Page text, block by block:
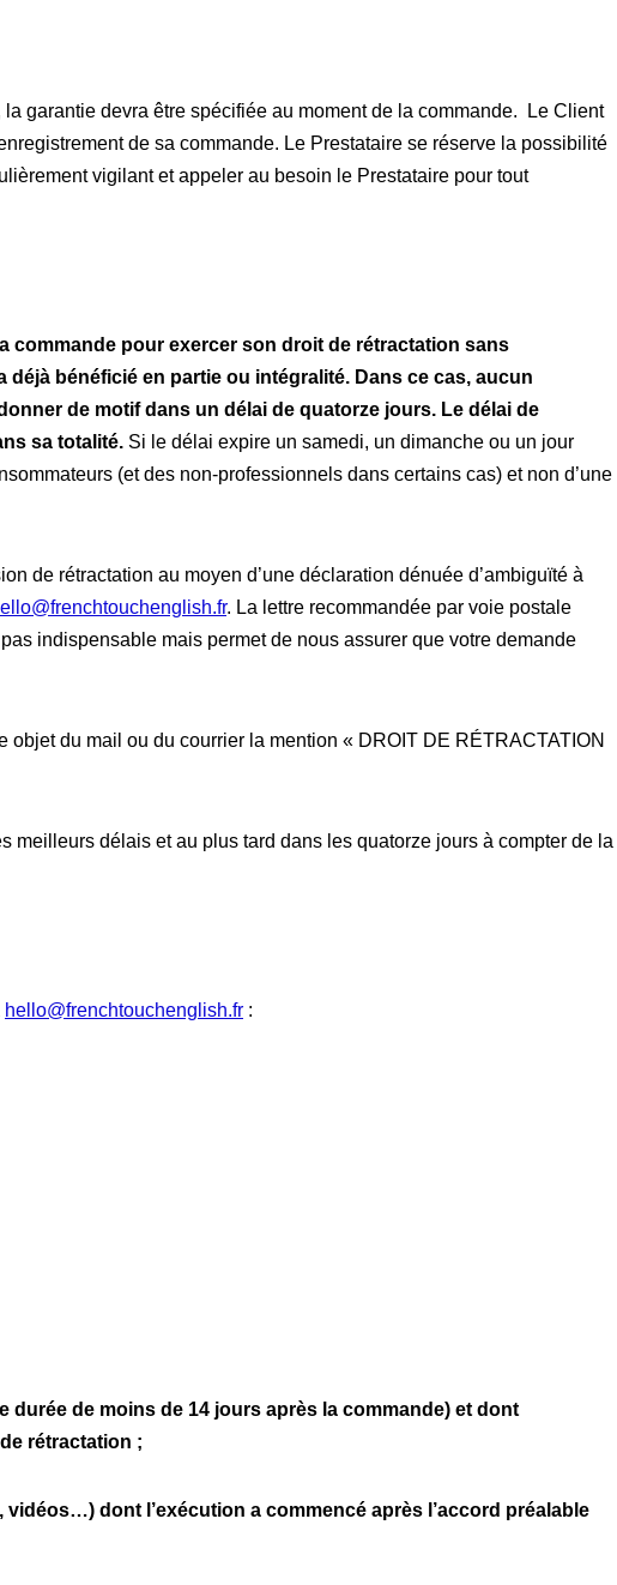
garantie devra être spécifiée au moment de la commande. Le Client
de sa commande. Le Prestataire se réserve la possibilité
vigilant et appeler au besoin le Prestataire pour tout
commande pour exercer son droit de rétractation sans
bénéficié en partie ou intégralité. Dans ce cas, aucun
de motif dans un délai de quatorze jours. Le délai de
sa totalité. Si le délai expire un samedi, un dimanche ou un jour
(et des non-professionnels dans certains cas) et non d’une
de rétractation au moyen d’une déclaration dénuée d’ambiguïté à
. La lettre recommandée par voie postale
indispensable mais permet de nous assurer que votre demande
du mail ou du courrier la mention « DROIT DE RÉTRACTATION
délais et au plus tard dans les quatorze jours à compter de la
hello@frenchtouchenglish.fr :
de moins de 14 jours après la commande) et dont
rétractation ;
dont l’exécution a commencé après l’accord préalable